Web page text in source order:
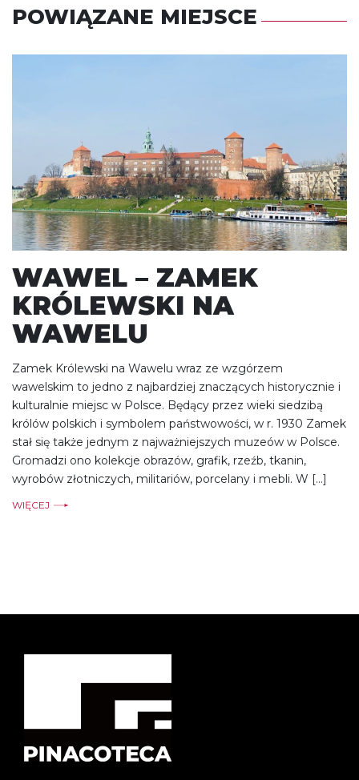
POWIĄZANE MIEJSCE
WAWEL – ZAMEK
KRÓLEWSKI NA
WAWELU
Zamek Królewski na Wawelu wraz ze wzgórzem
wawelskim to jedno z najbardziej znaczących historycznie i
kulturalnie miejsc w Polsce. Będący przez wieki siedzibą
królów polskich i symbolem państwowości, w r. 1930 Zamek
stał się także jednym z najważniejszych muzeów w Polsce.
Gromadzi ono kolekcje obrazów, grafik, rzeźb, tkanin,
wyrobów złotniczych, militariów, porcelany i mebli. W […]
WIĘCEJ